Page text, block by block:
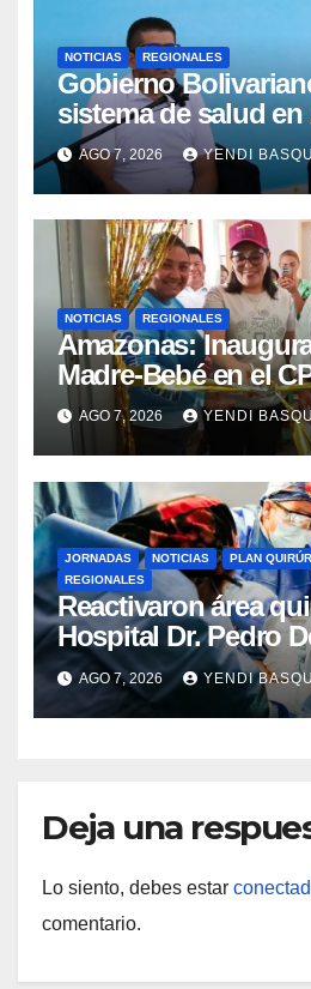
NOTICIAS REGIONALES
Gobierno
sistema de salud
la reinauguración
AGO 7, 2026 YENDI
NOTICIAS REGIONALES
​Amazonas:
Madre-Bebé en el
del Aeropuerto
Rincón
AGO 7, 2026 YENDI
JORNADAS NOTICIAS
PLAN
REGIONALES
Reactivaron área
Hospital Dr. Pedro
Guárico
AGO 7, 2026 YENDI
Deja una
Lo siento, debes estar
comentario.